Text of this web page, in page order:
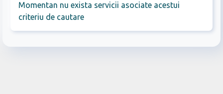
Momentan nu exista servicii asociate acestui
criteriu de cautare